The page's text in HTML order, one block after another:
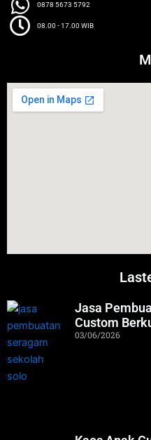
0878 5673 5792
08.00 - 17.00 WIB
Jasa
Custom
03/06/2026